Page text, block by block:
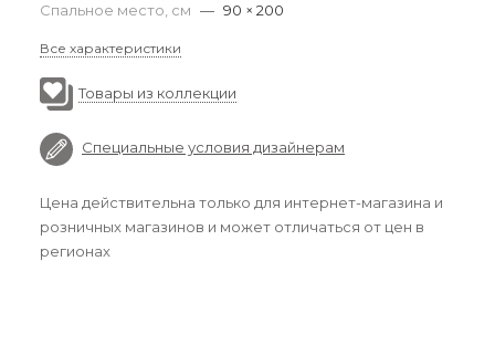
Спальное место, см — 90 × 200
Все характеристики
Товары из коллекции
Специальные условия дизайнерам
Цена действительна только для интернет-магазина и
розничных магазинов и может отличаться от цен в
регионах